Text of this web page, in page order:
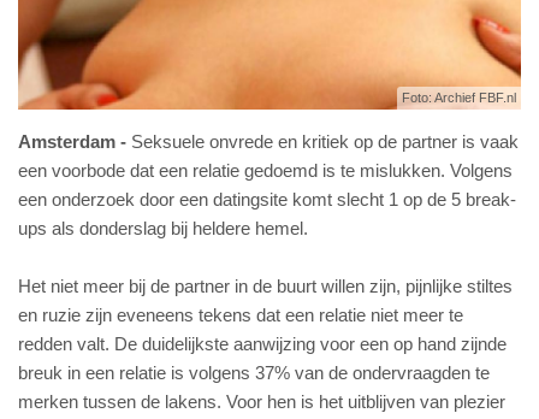
Foto: Archief FBF.nl
Amsterdam
Seksuele onvrede en kritiek op de partner is vaak
een voorbode dat een relatie gedoemd is te mislukken. Volgens
een onderzoek door een datingsite komt slecht 1 op de 5 break-
ups als donderslag bij heldere hemel.
Het niet meer bij de partner in de buurt willen zijn, pijnlijke stiltes
en ruzie zijn eveneens tekens dat een relatie niet meer te
redden valt. De duidelijkste aanwijzing voor een op hand zijnde
breuk in een relatie is volgens 37% van de ondervraagden te
merken tussen de lakens. Voor hen is het uitblijven van plezier